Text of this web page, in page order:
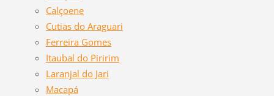
Calçoene
Cutias do Araguari
Ferreira Gomes
Itaubal do Piririm
Laranjal do Jari
Macapá